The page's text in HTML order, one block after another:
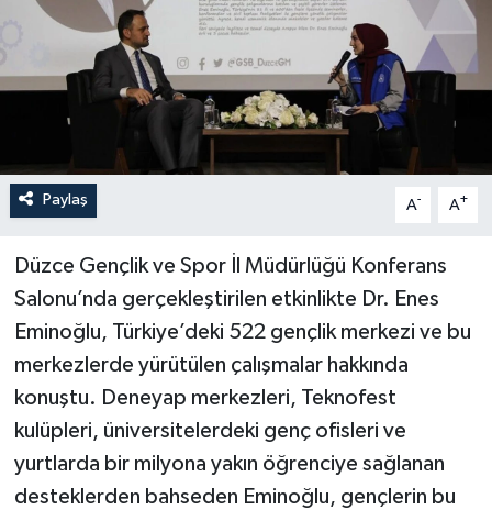
Paylaş A- A+
Düzce Gençlik ve Spor İl Müdürlüğü Konferans
Salonu’nda gerçekleştirilen etkinlikte Dr. Enes
Eminoğlu, Türkiye’deki 522 gençlik merkezi ve bu
merkezlerde yürütülen çalışmalar hakkında
konuştu. Deneyap merkezleri, Teknofest
kulüpleri, üniversitelerdeki genç ofisleri ve
yurtlarda bir milyona yakın öğrenciye sağlanan
desteklerden bahseden Eminoğlu, gençlerin bu